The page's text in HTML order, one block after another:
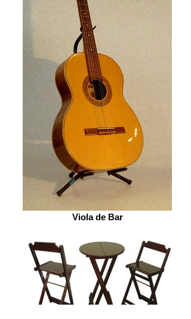
Viola de Bar